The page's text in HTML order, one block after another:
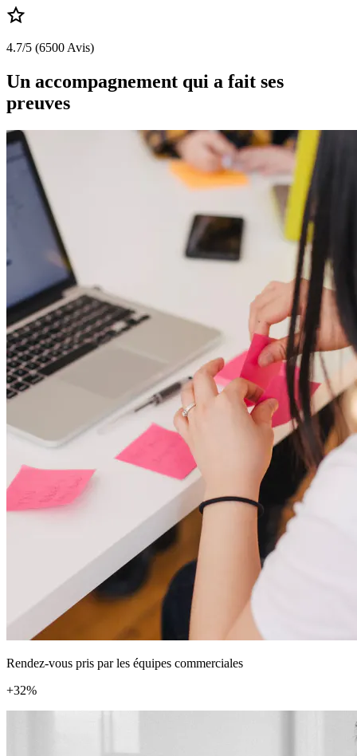
4.7/5 (6500 Avis)
Un accompagnement qui a fait ses
preuves
Rendez-vous pris par les équipes commerciales
+32%